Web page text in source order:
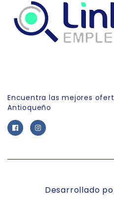
Encuentra las mejores
Antioqueño
Desarrollado